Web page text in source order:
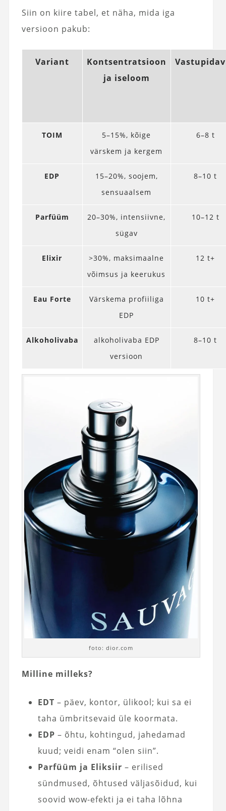
Siin on kiire tabel, et näha, mida iga
versioon pakub:
Variant
Kontsentratsioon
ja iseloom
TOIM
5–15%, kõige
värskem ja kergem
6–8 t
EDP
15–20%, soojem,
sensuaalsem
8–10 t
Parfüüm
20–30%, intensiivne,
sügav
10–12 t
Elixir
>30%, maksimaalne
võimsus ja keerukus
12 t+
Eau Forte
Värskema profiiliga
EDP
10 t+
Alkoholivaba
alkoholivaba EDP
versioon
8–10 t
foto: dior.com
Milline milleks?
EDT – päev, kontor, ülikool; kui sa ei
taha ümbritsevaid üle koormata.
EDP – õhtu, kohtingud, jahedamad
kuud; veidi enam “olen siin”.
Parfüüm ja Eliksiir – erilised
sündmused, õhtused väljasõidud, kui
soovid wow-efekti ja ei taha lõhna